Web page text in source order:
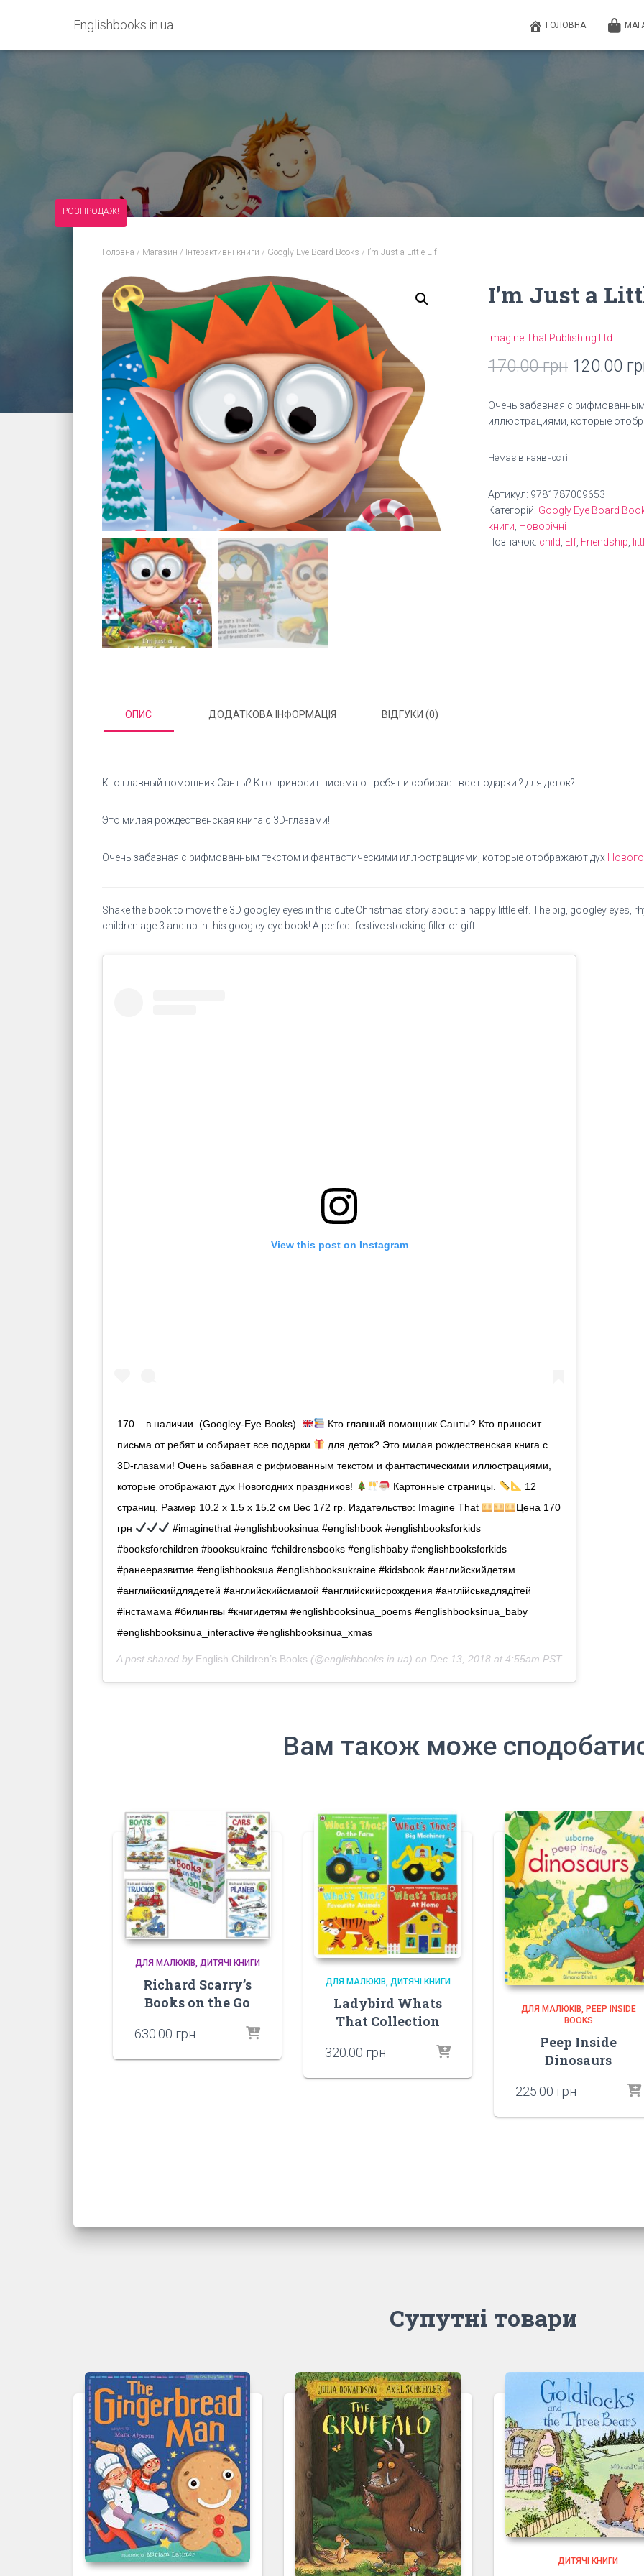
Englishbooks.in.ua ГОЛОВНА
Головна / Магазин / Інтерактивні книги / Googly Eye Board Books / I’m Just a Little Elf
РОЗПРОДАЖ!
I’m Just a
Imagine That Publishing Ltd
170.00грн
170.00
120.00
Очень забавная с
иллюстрациями, которые
Немає в наявності
Артикул: 9781787009653
Категорій: Googly Eye Board
книги Новорічні
Позначок: child Elf Friendship
ОПИС ДОДАТКОВА ІНФОРМАЦІЯ ВІДГУКИ (0)
Кто главный помощник Санты? Кто приносит письма от ребят и собирает все подарки ? для деток?
Это милая рождественская книга с 3D-глазами!
Очень забавная с рифмованным текстом и фантастическими иллюстрациями, которые отображают дух
Shake the book to move the 3D googley eyes in this cute Christmas story about a happy little elf. The big, googley eyes,
children age 3 and up in this googley eye book! A perfect festive stocking filler or gift.
View this post on Instagram
170 – в наличии. (Googley-Eye Books).
Кто главный помощник Санты? Кто приносит
письма от ребят и собирает все подарки
для деток? Это милая рождественская книга с
3D-глазами! Очень забавная с рифмованным текстом и фантастическими иллюстрациями,
которые отображают дух Новогодних праздников!
Картонные страницы.
12
страниц. Размер 10.2 x 1.5 x 15.2 см Вес 172 гр. Издательство: Imagine That
Цена 170
грн
#imaginethat #englishbooksinua #englishbook #englishbooksforkids
#booksforchildren #booksukraine #childrensbooks #englishbaby #englishbooksforkids
#ранееразвитие #englishbooksua #englishbooksukraine #kidsbook #английскийдетям
#английскийдлядетей #английскийсмамой #английскийсрождения #англійськадлядітей
#iнстамама #билингвы #книгидетям #englishbooksinua_poems #englishbooksinua_baby
#englishbooksinua_interactive #englishbooksinua_xmas
A post shared by English Children’s Books (@englishbooks.in.ua) on Dec 13, 2018 at 4:55am PST
Вам також може
ДЛЯ МАЛЮКІВ ДИТЯЧІ КНИГИ
Richard Scarry’s
Books on the Go
630.00 грн
ДЛЯ МАЛЮКІВ ДИТЯЧІ КНИГИ
Ladybird Whats
That Collection
320.00 грн
ДЛЯ МАЛЮКІВ
PEEP INSIDE
BOOKS
Peep Inside
Dinosaurs
225.00 грн
Супутні товари
ДИТЯЧІ КНИГИ